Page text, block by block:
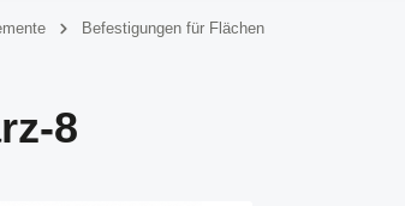
Befestigungen für Flächen
8